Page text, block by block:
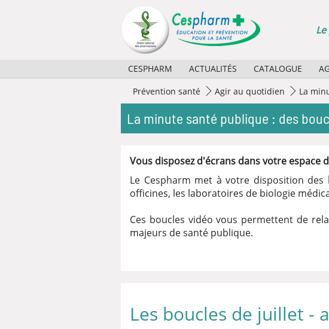
CESPHARM
Missions
Activités
Partenaires
Historique
ACTUALITÉS
2026
2025
2023
Archives
CATALOGUE
Prévention santé Agir au quotidien La
La minute santé publique : des
Vous disposez d'écrans dans votre espace
Le Cespharm met à votre disposition des
officines, les laboratoires de biologie
Ces boucles vidéo vous permettent de
majeurs de santé publique.
Les boucles de juillet -